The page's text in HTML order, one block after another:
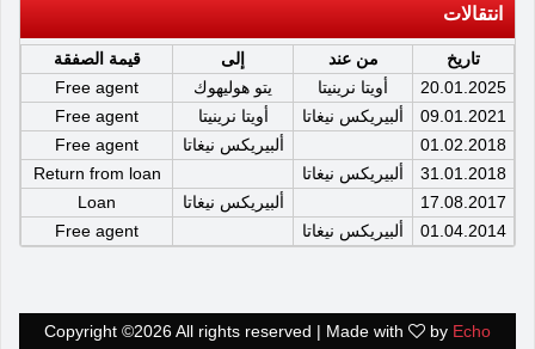
انتقالات
تاريخ من عند إلى
قيمة الصفقة
20.01.2025
أويتا نرينيتا يتو هوليهوك
Free agent
09.01.2021
ألبيريكس نيغاتا أويتا نرينيتا
Free agent
01.02.2018
ألبيريكس نيغاتا
Free agent
31.01.2018
ألبيريكس نيغاتا
Return from loan
17.08.2017
ألبيريكس نيغاتا
Loan
01.04.2014
ألبيريكس نيغاتا Free agent
Copyright ©2026 All rights reserved | Made with by Echo